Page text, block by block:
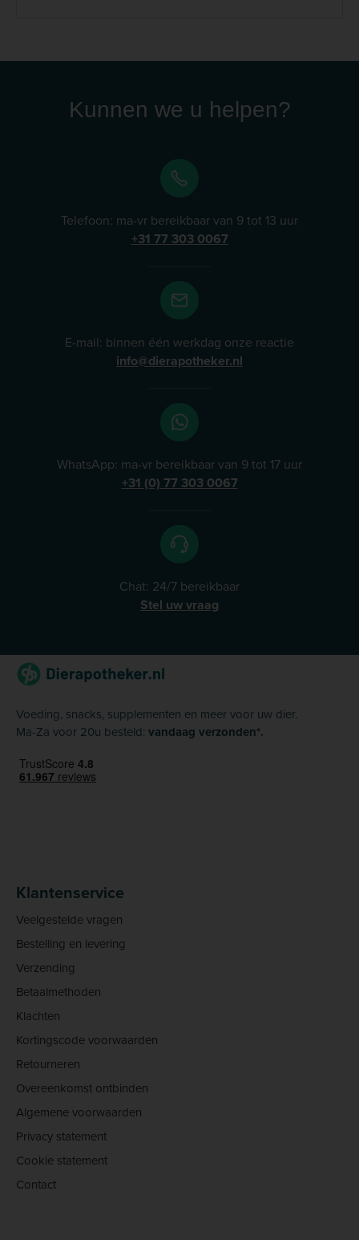
Ierland worden de producten naar een groot aantal
Kunnen we u helpen?
Telefoon: ma-vr bereikbaar van 9 tot 13 uur
+31 77 303 0067
E-mail: binnen één werkdag onze reactie
info@dierapotheker.nl
WhatsApp: ma-vr bereikbaar van 9 tot 17 uur
+31 (0) 77 303 0067
Chat: 24/7 bereikbaar
Stel uw vraag
Voeding, snacks, supplementen en meer voor uw dier.
Ma-Za voor 20u besteld: vandaag verzonden*.
Klantenservice
Veelgestelde vragen
Bestelling en levering
Verzending
Betaalmethoden
Klachten
Kortingscode voorwaarden
Retourneren
Overeenkomst ontbinden
Algemene voorwaarden
Privacy statement
Cookie statement
Contact